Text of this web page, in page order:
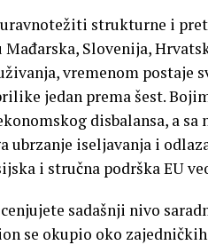
strukturne i
Mađarska, Slovenija,
vremenom postaje
jedan prema šest.
disbalansa, a
ubrzanje iseljavanja i
i stručna podrška EU
sadašnji nivo
se okupio oko